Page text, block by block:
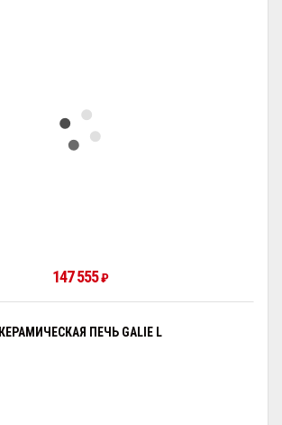
147 555₽
КЕРАМИЧЕСКАЯ ПЕЧЬ GALIE L